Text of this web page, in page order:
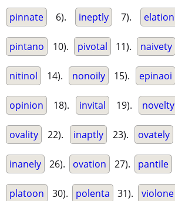
pinnate 6). ineptly 7). elation
pintano 10). pivotal 11). naivety
nitinol 14). nonoily 15). epinaoi
opinion 18). invital 19). novelty
ovality 22). inaptly 23). ovately
inanely 26). ovation 27). pantile
platoon 30). polenta 31). violone